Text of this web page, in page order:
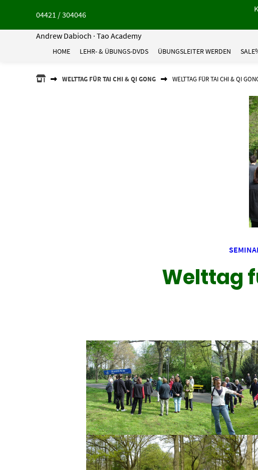
Inhalt
04421 / 304046
Andrew Dabioch · Tao Academy
HOME LEHR- & ÜBUNGS-DVDS ÜBUNGSLEITER WERDEN
ANDREWWELTTAG FÜR TAI CHI & QI GONG WELTTAG FÜR TAI CHI & QI
Welttag